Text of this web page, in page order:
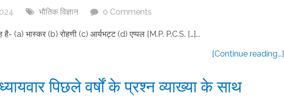
भौतिक विज्ञान 0 Comments
है- (a) भास्कर (b) रोहणी (c) आर्यभट्ट (d) एप्पल [M.P. P.C.S. […]...
[Continue reading...]
पिछले वर्षों के प्रश्न व्याख्या के साथ